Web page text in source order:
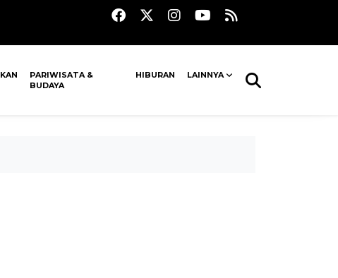
PARIWISATA &
BUDAYA
HIBURAN LAINNYA